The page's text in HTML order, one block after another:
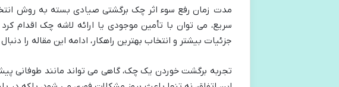
سریع، می توان با تأمین موجودی یا ارائه لاشه چک اقدام
جزئیات بیشتر و انتخاب بهترین راهکار، ادامه این مقاله را
تجربه برگشت خوردن یک چک، گاهی می تواند مانند طوفانی پیش